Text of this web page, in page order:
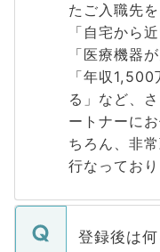
たご入職先
「自宅から
「医療機器
「年収
る」など、
ートナーに
ちろん、非
行なっており
登録後は